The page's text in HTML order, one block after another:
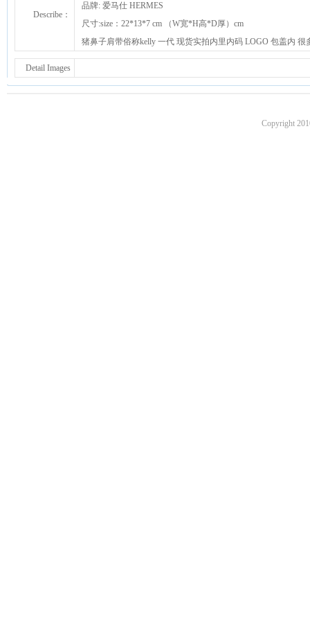
Describe：
品牌: 爱马仕 HERMES
尺寸:size：22*13*7 cm （W宽*H高*D厚）cm
猪鼻子肩带俗称kelly 一代 现货实拍内里内码 LOGO 包盖内
Detail Images
Copyright